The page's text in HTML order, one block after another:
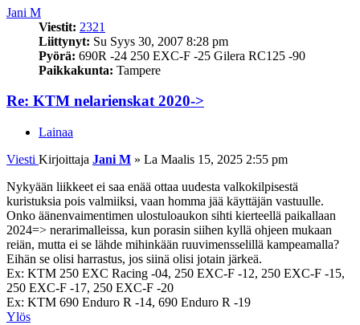
Jani M
Viestit: 2321
Liittynyt: Su Syys 30, 2007 8:28 pm
Pyörä: 690R -24 250 EXC-F -25 Gilera RC125 -90
Paikkakunta: Tampere
Re: KTM nelarienskat 2020->
Lainaa
Viesti Kirjoittaja Jani M » La Maalis 15, 2025 2:55 pm
Nykyään liikkeet ei saa enää ottaa uudesta valkokilpisestä
kuristuksia pois valmiiksi, vaan homma jää käyttäjän vastuulle.
Onko äänenvaimentimen ulostuloaukon sihti kierteellä paikallaan
2024=> nerarimalleissa, kun porasin siihen kyllä ohjeen mukaan
reiän, mutta ei se lähde mihinkään ruuvimensselillä kampeamalla?
Eihän se olisi harrastus, jos siinä olisi jotain järkeä.
Ex: KTM 250 EXC Racing -04, 250 EXC-F -12, 250 EXC-F -15,
250 EXC-F -17, 250 EXC-F -20
Ex: KTM 690 Enduro R -14, 690 Enduro R -19
Ylös